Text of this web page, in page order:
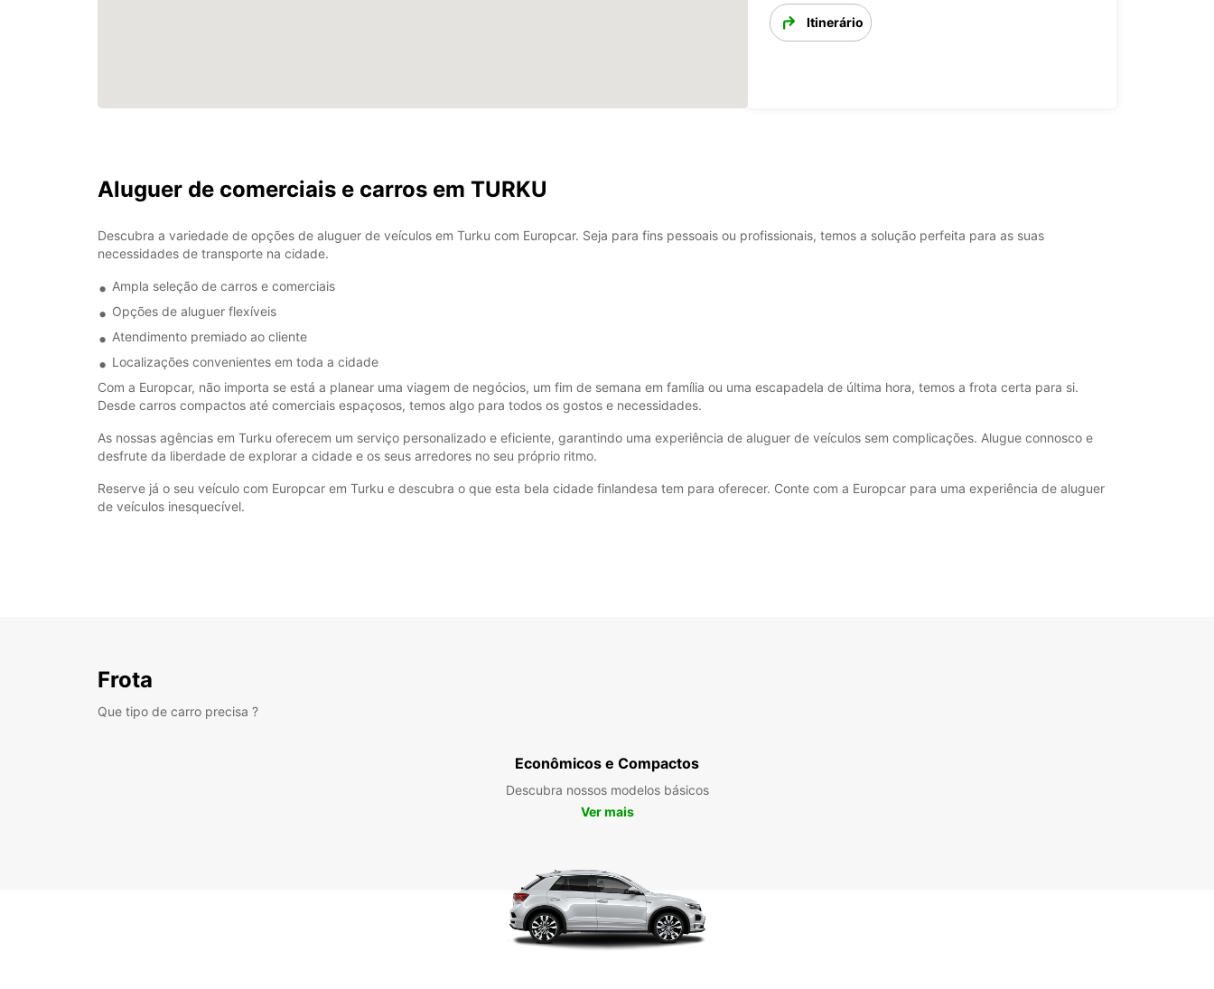
Itinerário
Aluguer de comerciais e carros em TURKU
Descubra a variedade de opções de aluguer de veículos em Turku com Europcar. Seja para fins pessoais ou profissionais, temos a solução perfeita para as suas
necessidades de transporte na cidade.
Ampla seleção de carros e comerciais
Opções de aluguer flexíveis
Atendimento premiado ao cliente
Localizações convenientes em toda a cidade
Com a Europcar, não importa se está a planear uma viagem de negócios, um fim de semana em família ou uma escapadela de última hora, temos a frota certa para si.
Desde carros compactos até comerciais espaçosos, temos algo para todos os gostos e necessidades.
As nossas agências em Turku oferecem um serviço personalizado e eficiente, garantindo uma experiência de aluguer de veículos sem complicações. Alugue connosco e
desfrute da liberdade de explorar a cidade e os seus arredores no seu próprio ritmo.
Reserve já o seu veículo com Europcar em Turku e descubra o que esta bela cidade finlandesa tem para oferecer. Conte com a Europcar para uma experiência de aluguer
de veículos inesquecível.
Frota
Que tipo de carro precisa ?
Econômicos e Compactos
Descubra nossos modelos básicos
Ver mais